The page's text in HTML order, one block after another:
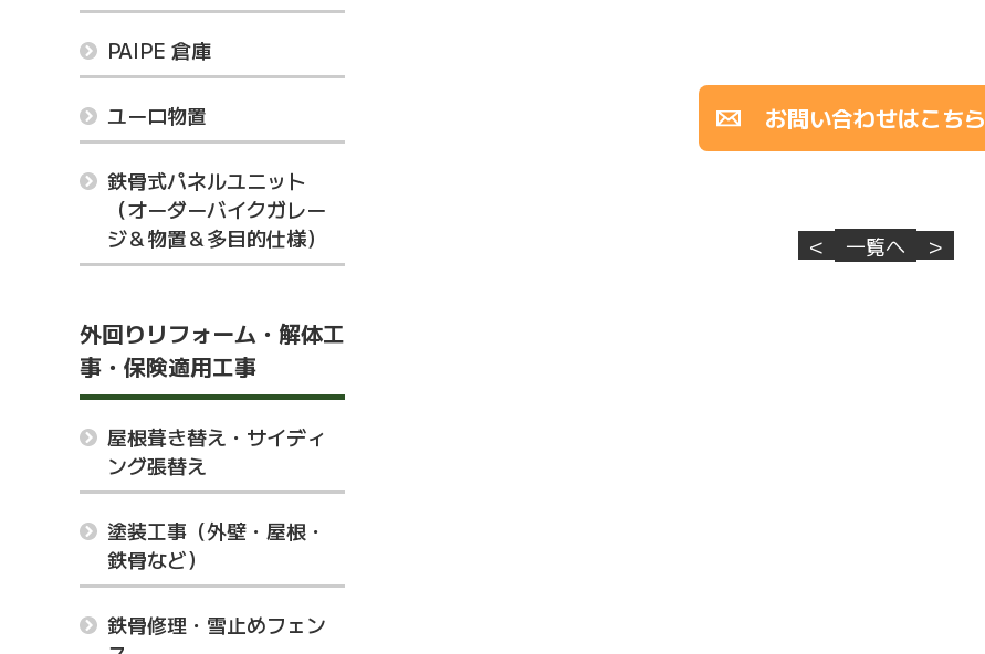
PAIPE 倉庫
ユーロ物置
鉄骨式パネルユニット
（オーダーバイクガレー
ジ＆物置＆多目的仕様）
外回りリフォーム・解体工
事・保険適用工事
屋根葺き替え・サイディ
ング張替え
塗装工事（外壁・屋根・
鉄骨など）
鉄骨修理・雪止めフェン
お問い合わせはこちら
< 一覧へ >